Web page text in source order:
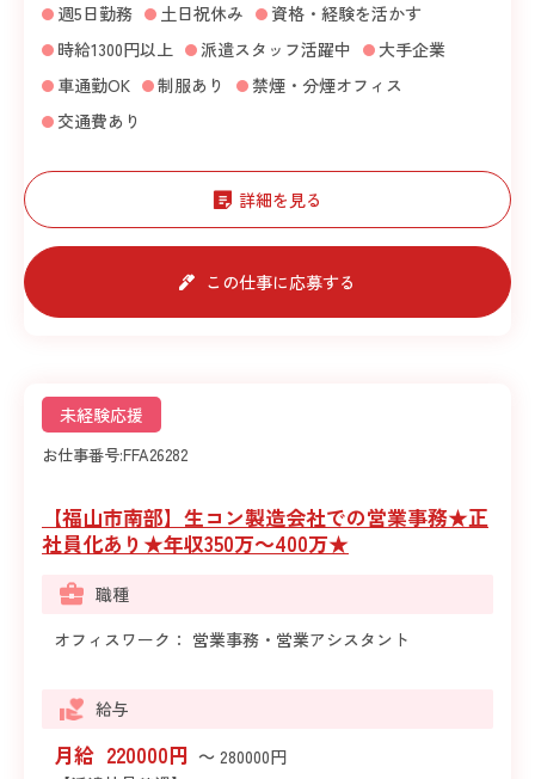
週5日勤務
土日祝休み
資格・経験を活かす
時給1300円以上
派遣スタッフ活躍中
大手企業
車通勤OK
制服あり
禁煙・分煙オフィス
交通費あり
詳細を見る
この仕事に応募する
未経験応援
お仕事番号:FFA26282
【福山市南部】生コン製造会社での営業事務★正
社員化あり★年収350万～400万★
職種
オフィスワーク： 営業事務・営業アシスタント
給与
月給 220000円 ～ 280000円